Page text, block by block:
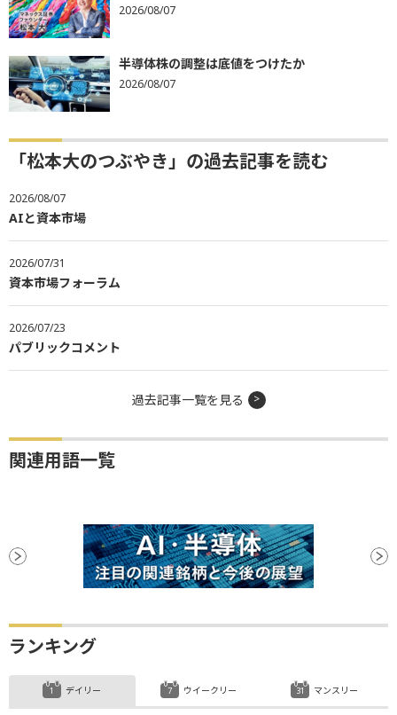
2026/08/07
半導体株の調整は底値をつけたか
2026/08/07
「松本大のつぶやき」の過去記事を読む
2026/08/07
AIと資本市場
2026/07/31
資本市場フォーラム
2026/07/23
パブリックコメント
過去記事一覧を見る
関連用語一覧
ランキング
デイリー ウイークリー マンスリー